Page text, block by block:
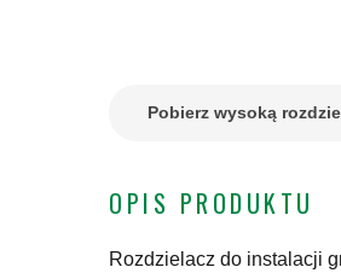
Pobierz wysoką
OPIS PRODUKTU
Rozdzielacz do instalacji